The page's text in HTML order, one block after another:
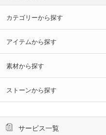
カテゴリーから探す
アイテムから探す
素材から探す
ストーンから探す
サービス一覧